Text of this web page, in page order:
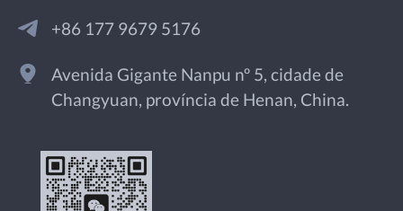
+86 177 9679 5176
Avenida Gigante Nanpu nº 5, cidade de
Changyuan, província de Henan, China.